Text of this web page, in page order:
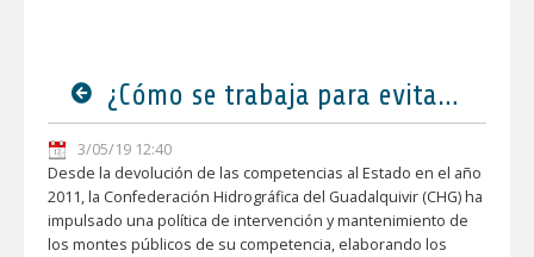
¿Cómo se trabaja para evitar incendios forestales?
3/05/19 12:40
Desde la devolución de las competencias al Estado en el año
2011, la Confederación Hidrográfica del Guadalquivir (CHG) ha
impulsado una política de intervención y mantenimiento de
los montes públicos de su competencia, elaborando los